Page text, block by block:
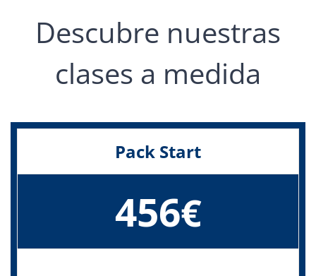
Descubre nuestras
clases a medida
Pack Start
456€